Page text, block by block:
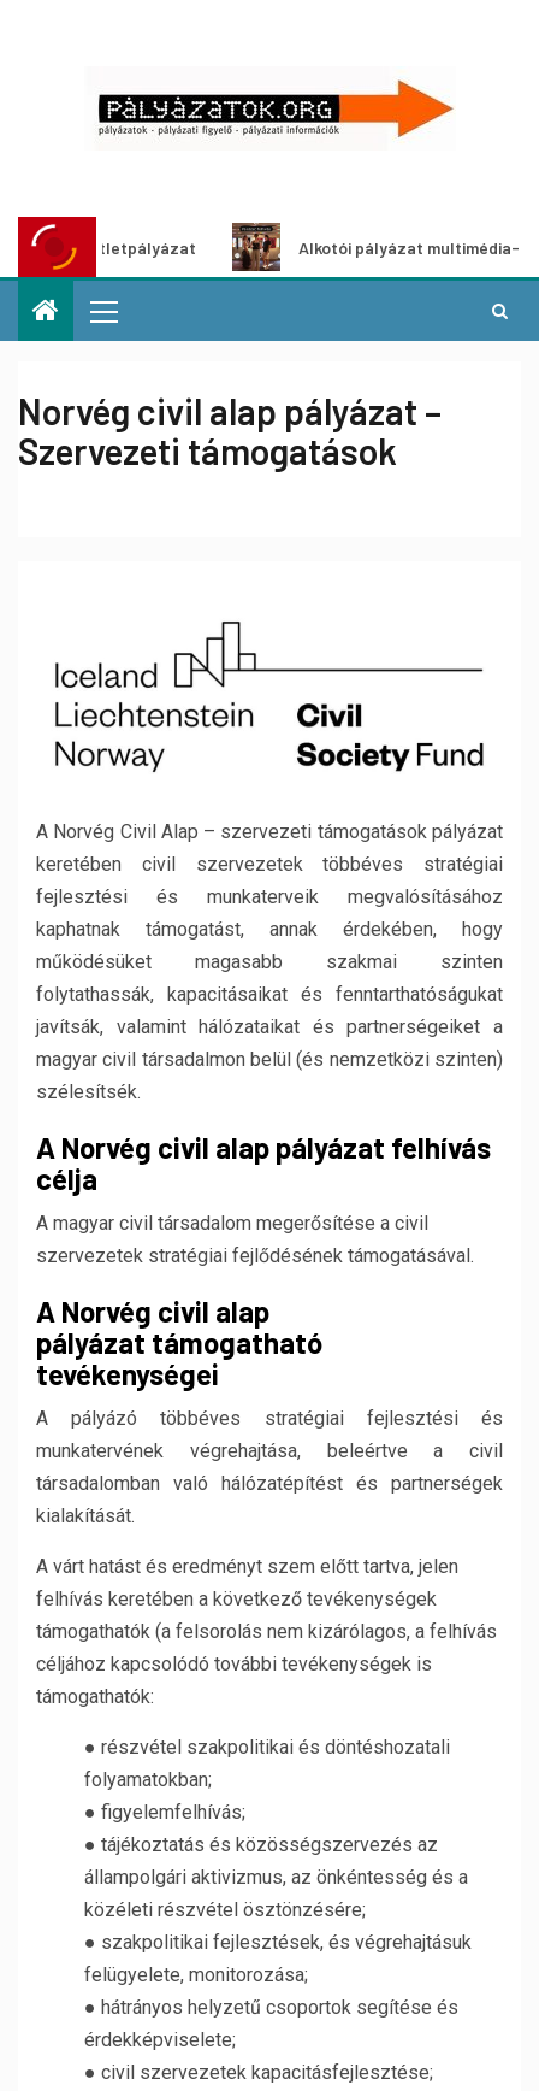
Alkotói pályázat multimédia-kiállításhoz
Norvég civil alap pályázat –
Szervezeti támogatások
A Norvég Civil Alap – szervezeti támogatások pályázat
keretében civil szervezetek többéves stratégiai
fejlesztési és munkaterveik megvalósításához
kaphatnak támogatást, annak érdekében, hogy
működésüket magasabb szakmai szinten
folytathassák, kapacitásaikat és fenntarthatóságukat
javítsák, valamint hálózataikat és partnerségeiket a
magyar civil társadalmon belül (és nemzetközi szinten)
szélesítsék.
A Norvég civil alap pályázat felhívás
célja
A magyar civil társadalom megerősítése a civil
szervezetek stratégiai fejlődésének támogatásával.
A Norvég civil alap
pályázat támogatható
tevékenységei
A pályázó többéves stratégiai fejlesztési és
munkatervének végrehajtása, beleértve a civil
társadalomban való hálózatépítést és partnerségek
kialakítását.
A várt hatást és eredményt szem előtt tartva, jelen
felhívás keretében a következő tevékenységek
támogathatók (a felsorolás nem kizárólagos, a felhívás
céljához kapcsolódó további tevékenységek is
támogathatók:
● részvétel szakpolitikai és döntéshozatali
folyamatokban;
● figyelemfelhívás;
● tájékoztatás és közösségszervezés az
állampolgári aktivizmus, az önkéntesség és a
közéleti részvétel ösztönzésére;
● szakpolitikai fejlesztések, és végrehajtásuk
felügyelete, monitorozása;
● hátrányos helyzetű csoportok segítése és
érdekképviselete;
● civil szervezetek kapacitásfejlesztése;